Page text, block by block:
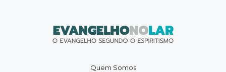
Quem Somos